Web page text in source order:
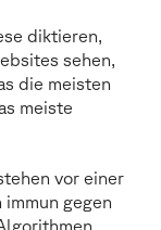
diktieren,
sehen,
die meisten
meiste
vor einer
gegen